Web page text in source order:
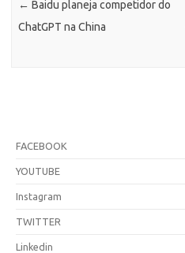
← Baidu planeja competidor do
ChatGPT na China
FACEBOOK
YOUTUBE
Instagram
TWITTER
Linkedin